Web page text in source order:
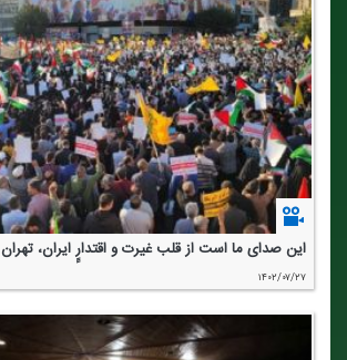
این صدای ما است از قلب غیرت و اقتدارٍِ ایران، تهران
۱۴۰۲/۰۷/۲۷